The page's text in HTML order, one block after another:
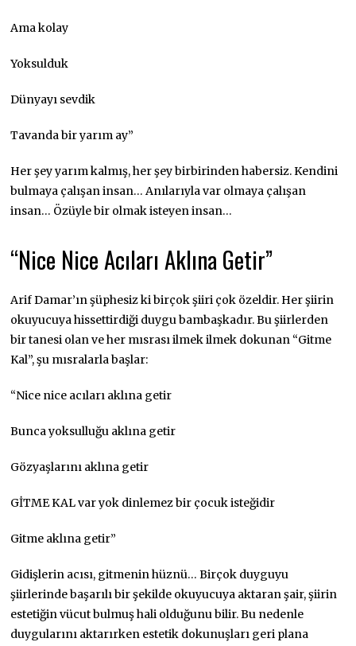
Ama kolay
Yoksulduk
Dünyayı sevdik
Tavanda bir yarım ay”
Her şey yarım kalmış, her şey birbirinden habersiz. Kendini
bulmaya çalışan insan… Anılarıyla var olmaya çalışan
insan… Özüyle bir olmak isteyen insan…
“Nice Nice Acıları Aklına Getir”
Arif Damar’ın şüphesiz ki birçok şiiri çok özeldir. Her şiirin
okuyucuya hissettirdiği duygu bambaşkadır. Bu şiirlerden
bir tanesi olan ve her mısrası ilmek ilmek dokunan “Gitme
Kal”, şu mısralarla başlar:
“Nice nice acıları aklına getir
Bunca yoksulluğu aklına getir
Gözyaşlarını aklına getir
GİTME KAL var yok dinlemez bir çocuk isteğidir
Gitme aklına getir”
Gidişlerin acısı, gitmenin hüznü… Birçok duyguyu
şiirlerinde başarılı bir şekilde okuyucuya aktaran şair, şiirin
estetiğin vücut bulmuş hali olduğunu bilir. Bu nedenle
duygularını aktarırken estetik dokunuşları geri plana